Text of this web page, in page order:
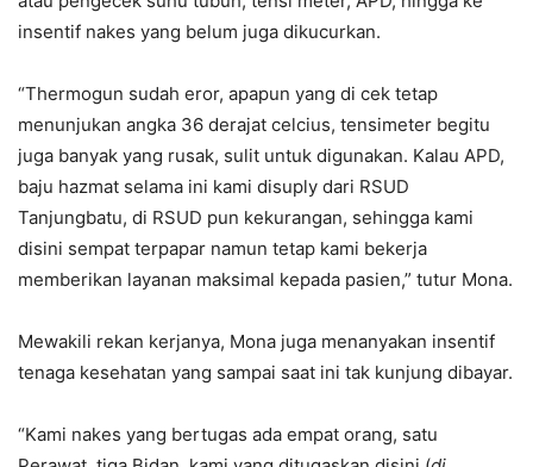
insentif nakes yang belum juga dikucurkan.
“Thermogun sudah eror, apapun yang di cek tetap
menunjukan angka 36 derajat celcius, tensimeter begitu
juga banyak yang rusak, sulit untuk digunakan. Kalau APD,
baju hazmat selama ini kami disuply dari RSUD
Tanjungbatu, di RSUD pun kekurangan, sehingga kami
disini sempat terpapar namun tetap kami bekerja
memberikan layanan maksimal kepada pasien,” tutur Mona.
Mewakili rekan kerjanya, Mona juga menanyakan insentif
tenaga kesehatan yang sampai saat ini tak kunjung dibayar.
“Kami nakes yang bertugas ada empat orang, satu